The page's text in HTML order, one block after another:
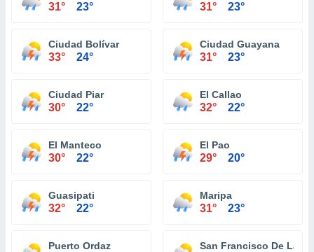
31° 23° 31° 23°
Ciudad Bolívar
33° 24°
Ciudad Guayana
31° 23°
Ciudad Piar
30° 22°
El Callao
32° 22°
El Manteco
30° 22°
El Pao
29° 20°
Guasipati
32° 22°
Maripa
31° 23°
Puerto Ordaz San Francisco De La